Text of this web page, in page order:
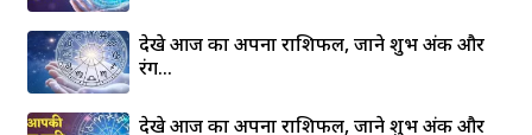
देखे आज का अपना राशिफल, जाने शुभ अंक और
रंग…
देखे आज का अपना राशिफल, जाने शुभ अंक और